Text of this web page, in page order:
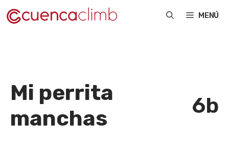
Saltar
al
MENÚ
Mi perrita
manchas
6b